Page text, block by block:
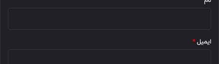
ایمیل*